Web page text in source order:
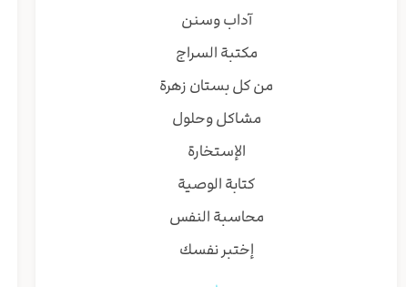
آداب وسنن
مكتبة السراج
من كل بستان زهرة
مشاكل وحلول
الإستخارة
كتابة الوصية
محاسبة النفس
إختبر نفسك